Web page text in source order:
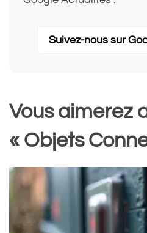
Suivez-nous sur
Vous aimerez
« Objets